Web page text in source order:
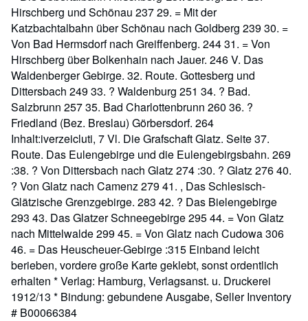
Hirschberg und Schönau 237 29. = Mit der
Katzbachtalbahn über Schönau nach Goldberg 239 30. =
Von Bad Hermsdorf nach Greiffenberg. 244 31. = Von
Hirschberg über Bolkenhain nach Jauer. 246 V. Das
Waldenberger Gebirge. 32. Route. Gottesberg und
Dittersbach 249 33. ? Waldenburg 251 34. ? Bad.
Salzbrunn 257 35. Bad Charlottenbrunn 260 36. ?
Friedland (Bez. Breslau) Görbersdorf. 264
Inhalt:iverzeicluti, 7 Vl. Die Grafschaft Glatz. Seite 37.
Route. Das Eulengebirge und die Eulengebirgsbahn. 269
:38. ? Von Dittersbach nach Glatz 274 :30. ? Glatz 276 40.
? Von Glatz nach Camenz 279 41. , Das Schlesisch-
Glätzische Grenzgebirge. 283 42. ? Das Bielengebirge
293 43. Das Glatzer Schneegebirge 295 44. = Von Glatz
nach Mittelwalde 299 45. = Von Glatz nach Cudowa 306
46. = Das Heuscheuer-Gebirge :315 Einband leicht
berieben, vordere große Karte geklebt, sonst ordentlich
erhalten * Verlag: Hamburg, Verlagsanst. u. Druckerei
1912/13 * Bindung: gebundene Ausgabe, Seller Inventory
# B00066384